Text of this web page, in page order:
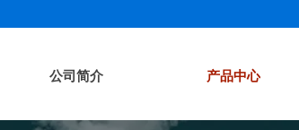
公司简介 产品中心